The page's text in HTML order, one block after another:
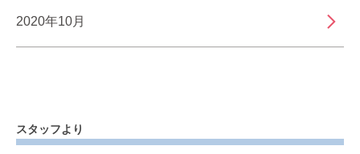
2020年10月
スタッフより